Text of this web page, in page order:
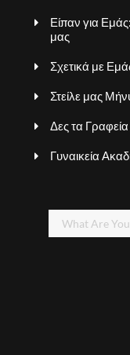
Είπαν για
μας
Σχετικά με
Στείλε μας
Δες τα
Γυναικεία